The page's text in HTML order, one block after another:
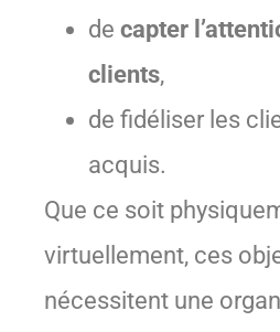
de capter
clients,
de fidéliser les
acquis.
Que ce soit
virtuellement, ces
nécessitent une